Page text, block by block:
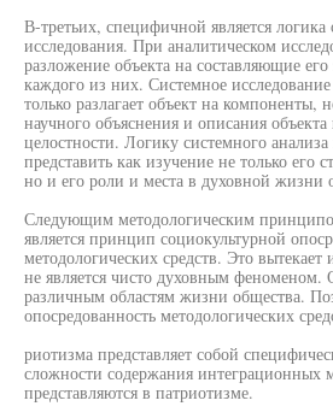
В-третьих, специфичной является логика
исследования. При аналитическом
разложение объекта на составляющие
каждого из них. Системное
только разлагает объект на компоненты,
научного объяснения и описания
целостности. Логику системного
представить как изучение не только его
но и его роли и места в духовной жизни
Следующим методологическим
является принцип социокультурной
методологических средств. Это вытекает
не является чисто духовным
различным областям жизни общества.
опосредованность методологических
риотизма представляет собой
сложности содержания интеграционных
представляются в патриотизме.